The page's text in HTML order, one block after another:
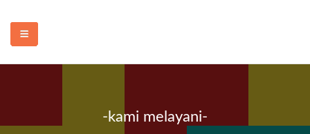
BERANDA
-kami melayani-